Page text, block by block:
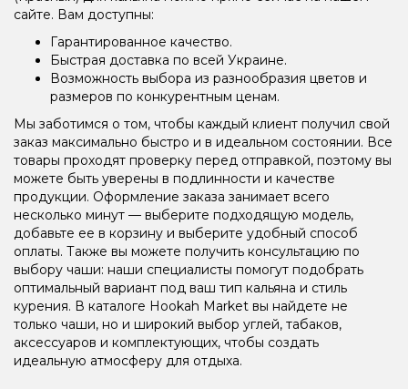
сайте. Вам доступны:
Гарантированное качество.
Быстрая доставка по всей Украине.
Возможность выбора из разнообразия цветов и
размеров по конкурентным ценам.
Мы заботимся о том, чтобы каждый клиент получил свой
заказ максимально быстро и в идеальном состоянии. Все
товары проходят проверку перед отправкой, поэтому вы
можете быть уверены в подлинности и качестве
продукции. Оформление заказа занимает всего
несколько минут — выберите подходящую модель,
добавьте ее в корзину и выберите удобный способ
оплаты. Также вы можете получить консультацию по
выбору чаши: наши специалисты помогут подобрать
оптимальный вариант под ваш тип кальяна и стиль
курения. В каталоге Hookah Market вы найдете не
только чаши, но и широкий выбор углей, табаков,
аксессуаров и комплектующих, чтобы создать
идеальную атмосферу для отдыха.